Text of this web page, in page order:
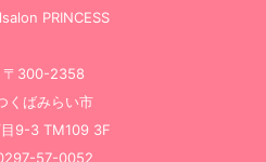
PRINCESS
〒300-2358
くばみらい市
9-3 TM109 3F
57-0052